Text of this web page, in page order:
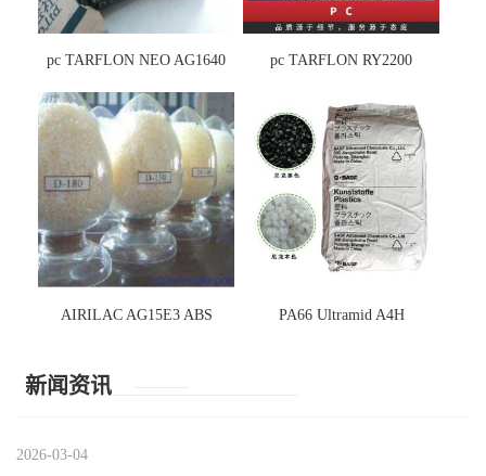
pc TARFLON NEO AG1640 pc TARFLON RY2200
AIRILAC AG15E3 ABS PA66 Ultramid A4H
新闻资讯
2026-03-04